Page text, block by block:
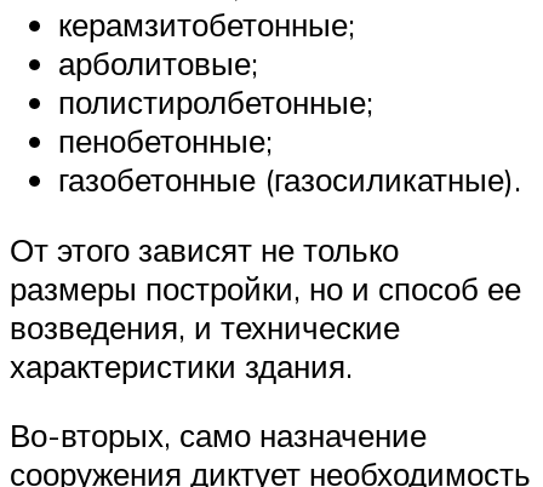
керамзитобетонные;
арболитовые;
полистиролбетонные;
пенобетонные;
газобетонные (газосиликатные).
От этого зависят не только
размеры постройки, но и способ ее
возведения, и технические
характеристики здания.
Во-вторых, само назначение
сооружения диктует необходимость